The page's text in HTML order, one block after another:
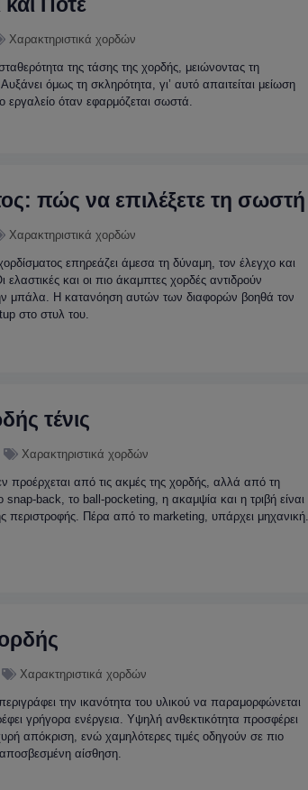
Χαρακτηριστικά χορδών
της τάσης της χορδής, μειώνοντας τη
όμως τη σκληρότητα, γι’ αυτό απαιτείται μείωση
εργαλείο όταν εφαρμόζεται σωστά.
πώς να επιλέξετε τη σωστή
Χαρακτηριστικά χορδών
επηρεάζει άμεσα τη δύναμη, τον έλεγχο και
ελαστικές και οι πιο άκαμπτες χορδές αντιδρούν
μπάλα. Η κατανόηση αυτών των διαφορών βοηθά τον
στο στυλ του.
τένις
Χαρακτηριστικά χορδών
προέρχεται από τις ακμές της χορδής, αλλά από τη
snap-back, το ball-pocketing, η ακαμψία και η τριβή είναι
περιστροφής. Πέρα από το marketing, υπάρχει μηχανική.
Χαρακτηριστικά χορδών
την ικανότητα του υλικού να παραμορφώνεται
γρήγορα ενέργεια. Υψηλή ανθεκτικότητα προσφέρει
απόκριση, ενώ χαμηλότερες τιμές οδηγούν σε πιο
αίσθηση.